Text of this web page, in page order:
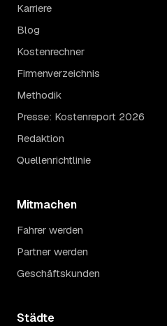
Karriere
Blog
Kostenrechner
Firmenverzeichnis
Methodik
Presse: Kostenreport 2026
Redaktion
Quellenrichtlinie
Mitmachen
Fahrer werden
Partner werden
Geschäftskunden
Städte